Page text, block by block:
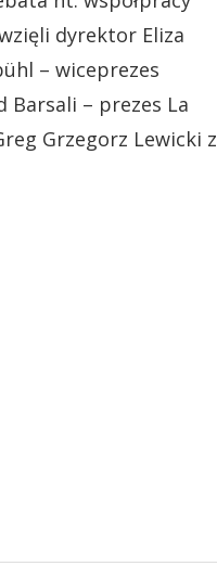
dyrektor Eliza
– wiceprezes
Barsali – prezes La
Grzegorz Lewicki z